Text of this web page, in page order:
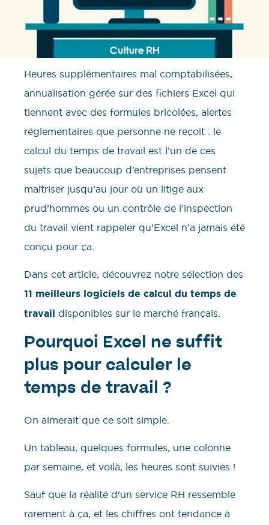
Heures supplémentaires mal comptabilisées,
annualisation gérée sur des fichiers Excel qui
tiennent avec des formules bricolées, alertes
réglementaires que personne ne reçoit : le
calcul du temps de travail est l’un de ces
sujets que beaucoup d’entreprises pensent
maîtriser jusqu’au jour où un litige aux
prud’hommes ou un contrôle de l’inspection
du travail vient rappeler qu’Excel n’a jamais été
conçu pour ça.
Dans cet article, découvrez notre sélection des
11 meilleurs logiciels de calcul du temps de
travail disponibles sur le marché français.
Pourquoi Excel ne suffit
plus pour calculer le
temps de travail ?
On aimerait que ce soit simple.
Un tableau, quelques formules, une colonne
par semaine, et voilà, les heures sont suivies !
Sauf que la réalité d’un service RH ressemble
rarement à ça, et les chiffres ont tendance à